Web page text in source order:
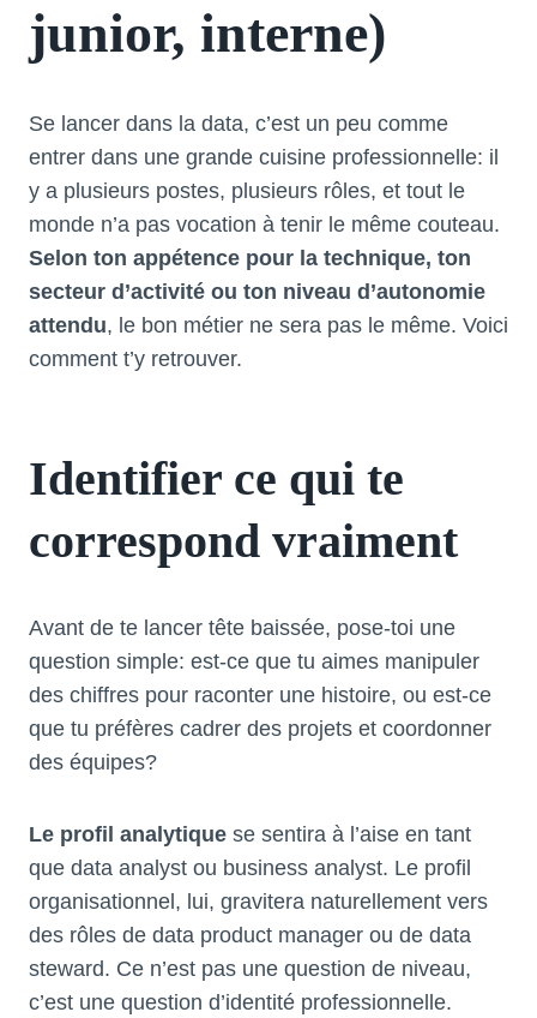
junior, interne)
Se lancer dans la data, c’est un peu comme
entrer dans une grande cuisine professionnelle: il
y a plusieurs postes, plusieurs rôles, et tout le
monde n’a pas vocation à tenir le même couteau.
Selon ton appétence pour la technique, ton
secteur d’activité ou ton niveau d’autonomie
attendu, le bon métier ne sera pas le même. Voici
comment t’y retrouver.
Identifier ce qui te
correspond vraiment
Avant de te lancer tête baissée, pose-toi une
question simple: est-ce que tu aimes manipuler
des chiffres pour raconter une histoire, ou est-ce
que tu préfères cadrer des projets et coordonner
des équipes?
Le profil analytique se sentira à l’aise en tant
que data analyst ou business analyst. Le profil
organisationnel, lui, gravitera naturellement vers
des rôles de data product manager ou de data
steward. Ce n’est pas une question de niveau,
c’est une question d’identité professionnelle.